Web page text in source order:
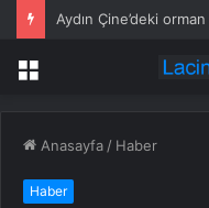
Menü
Anasayfa / Haber
Haber